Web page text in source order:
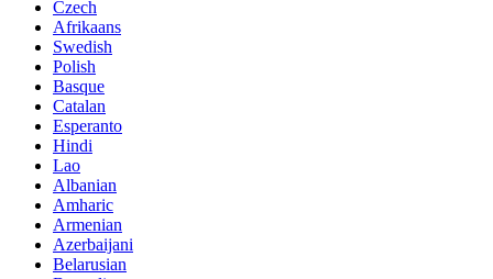
Czech
Afrikaans
Swedish
Polish
Basque
Catalan
Esperanto
Hindi
Lao
Albanian
Amharic
Armenian
Azerbaijani
Belarusian